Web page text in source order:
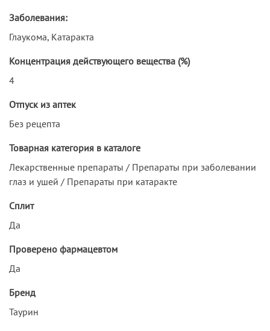
Заболевания:
Глаукома, Катаракта
Концентрация действующего вещества (%)
4
Отпуск из аптек
Без рецепта
Товарная категория в каталоге
Лекарственные препараты / Препараты при заболевании
глаз и ушей / Препараты при катаракте
Сплит
Да
Проверено фармацевтом
Да
Бренд
Таурин